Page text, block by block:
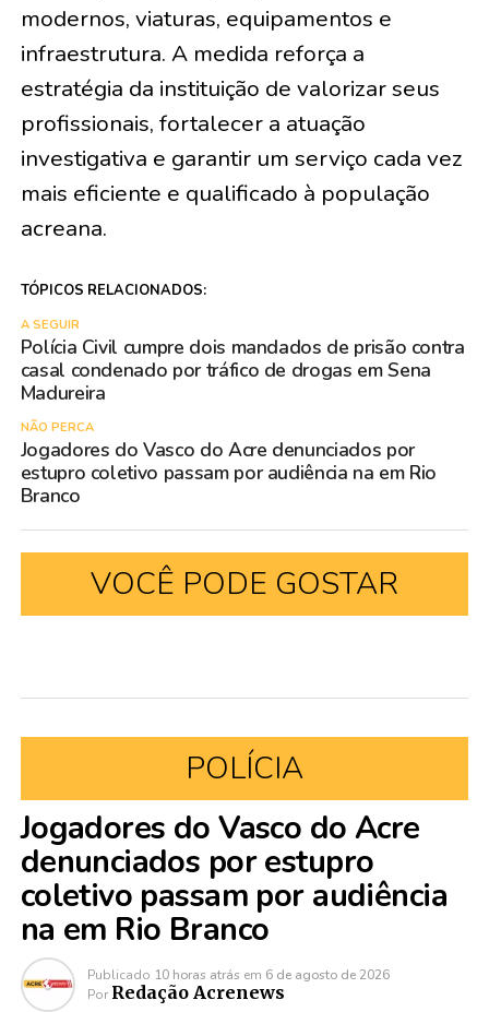
modernos, viaturas, equipamentos e
infraestrutura. A medida reforça a
estratégia da instituição de valorizar seus
profissionais, fortalecer a atuação
investigativa e garantir um serviço cada vez
mais eficiente e qualificado à população
acreana.
TÓPICOS RELACIONADOS:
A SEGUIR
Polícia Civil cumpre dois mandados de prisão contra
casal condenado por tráfico de drogas em Sena
Madureira
NÃO PERCA
Jogadores do Vasco do Acre denunciados por
estupro coletivo passam por audiência na em Rio
Branco
VOCÊ PODE GOSTAR
POLÍCIA
Jogadores do Vasco do Acre
denunciados por estupro
coletivo passam por audiência
na em Rio Branco
Publicado 10 horas atrás em 6 de agosto de 2026
Por Redação Acrenews